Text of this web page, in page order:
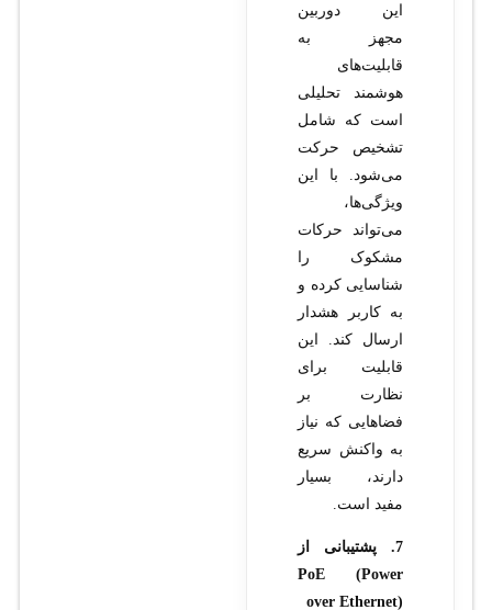
این دوربین
مجهز به
قابلیت‌های
هوشمند تحلیلی
است که شامل
تشخیص حرکت
می‌شود. با این
ویژگی‌ها،
می‌تواند حرکات
مشکوک را
شناسایی کرده و
به کاربر هشدار
ارسال کند. این
قابلیت برای
نظارت بر
فضاهایی که نیاز
به واکنش سریع
دارند، بسیار
مفید است.
7. پشتیبانی از
PoE (Power
over Ethernet)